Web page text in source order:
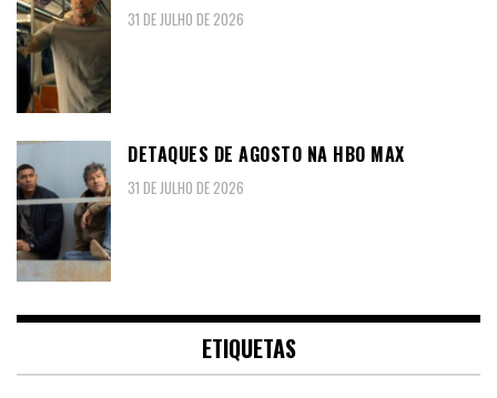
31 DE JULHO DE 2026
DETAQUES DE AGOSTO NA HBO MAX
31 DE JULHO DE 2026
ETIQUETAS